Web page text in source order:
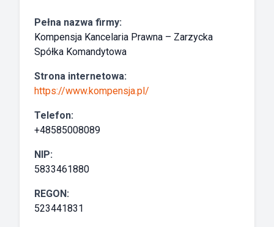
Pełna nazwa firmy:
Kompensja Kancelaria Prawna – Zarzycka
Spółka Komandytowa
Strona internetowa:
https://www.kompensja.pl/
Telefon:
+48585008089
NIP:
5833461880
REGON:
523441831